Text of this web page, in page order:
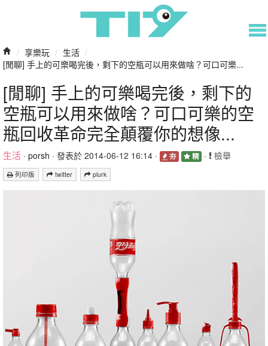
/ 享樂玩 / 生活 /
[閒聊] 手上的可樂喝完後，剩下的空瓶可以用來做啥？可口可樂...
[閒聊] 手上的可樂喝完後，剩下的
空瓶可以用來做啥？可口可樂的空
瓶回收革命完全顛覆你的想像...
生活 · porsh · 發表於 2014-06-12 16:14 · 夯 精 · 檢舉
列印版 twitter plurk